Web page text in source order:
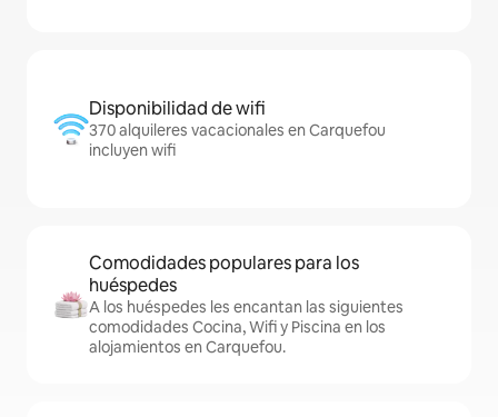
Disponibilidad de wifi
370 alquileres vacacionales en Carquefou
incluyen wifi
Comodidades populares para los
huéspedes
A los huéspedes les encantan las siguientes
comodidades Cocina, Wifi y Piscina en los
alojamientos en Carquefou.